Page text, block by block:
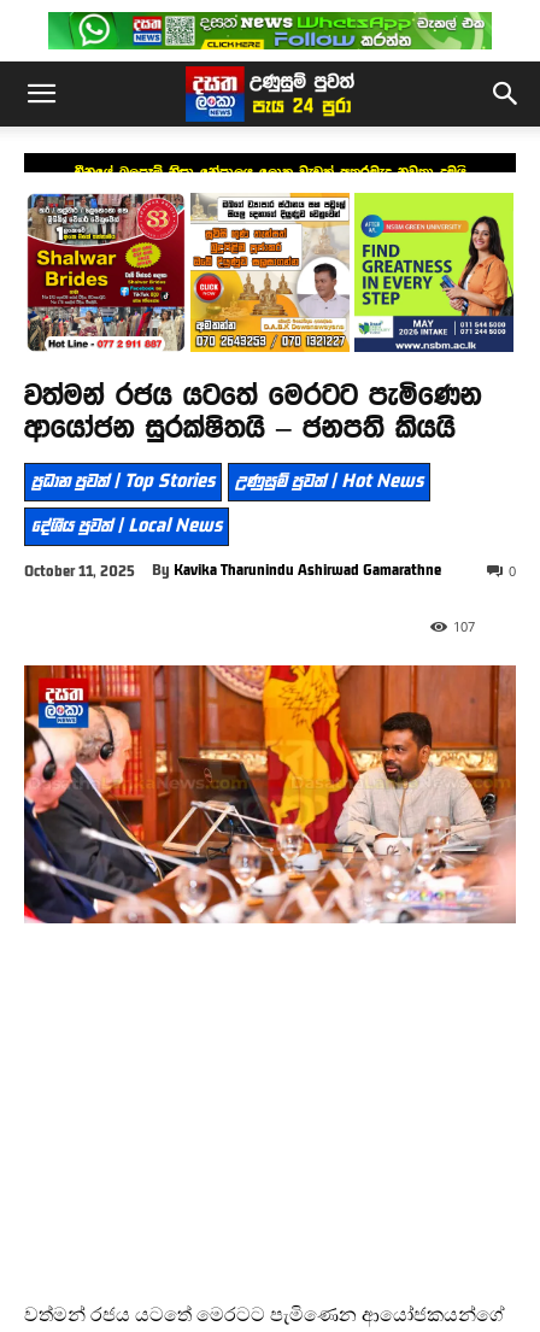
චීනයේ බලපෑම් නිසා නේපාලය ලොකු වැඩක් අතරමැද නවතා දමයි
වත්මන් රජය යටතේ මෙරටට පැමිණෙන
ආයෝජන සුරක්ෂිතයි – ජනපති කියයි
ප්‍රධාන පුවත් | Top Stories
උණුසුම් පුවත් | Hot News
දේශීය පුවත් | Local News
October 11, 2025 By Kavika Tharunindu Ashirwad Gamarathne 0
107
වත්මන් රජය යටතේ මෙරටට පැමිණෙන ආයෝජකයන්ගේ